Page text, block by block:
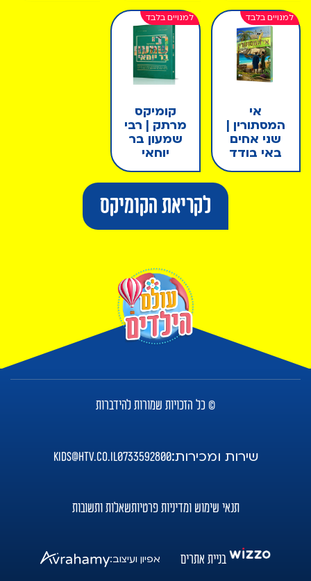
אי
המסתורין |
שני אחים
באי בודד
קומיקס
מרתק | רבי
שמעון בר
יוחאי
לקריאת הקומיקס
© כל הזכויות שמורות להידברות
שירות ומכירות:0733592800
kids@htv.co.il
תנאי שימוש ומדיניות פרטיותשאלות ותשובות
בניית אתרים אפיון ועיצוב: